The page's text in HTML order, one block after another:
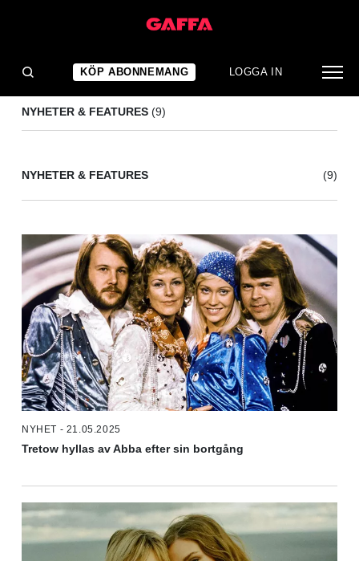
KÖP ABONNEMANG LOGGA IN
NYHETER & FEATURES (9)
NYHETER & FEATURES (9)
NYHET - 21.05.2025
Tretow hyllas av Abba efter sin bortgång